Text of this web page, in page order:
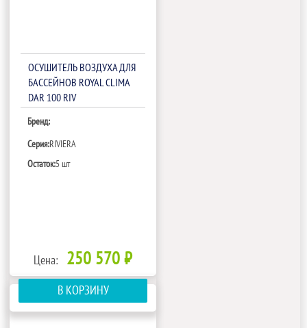
ОСУШИТЕЛЬ ВОЗДУХА ДЛЯ
БАССЕЙНОВ ROYAL CLIMA
DAR 100 RIV
Бренд:
Серия:RIVIERA
Остаток:5 шт
Цена: 250 570 ₽
В КОРЗИНУ